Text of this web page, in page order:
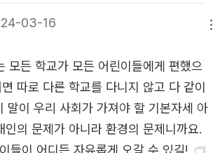
높은 계단 위로 올라가 멋진 풍경을 보
하는 방법을 알려주는 재난 안전 교육 때
어요. 떡볶이를 먹으러 가게 안으로 들
휠체어 앞바퀴를 들어서 문턱을 넘게 해
계단을 오를 수 없어 차로 5분 걸리는
03-16
모든 학교가 모든 어린이들에게 편했으
따로 다른 학교를 다니지 않고 다 같이
말이 우리 사회가 가져야 할 기본자세 아
인의 문제가 아니라 환경의 문제니까요.